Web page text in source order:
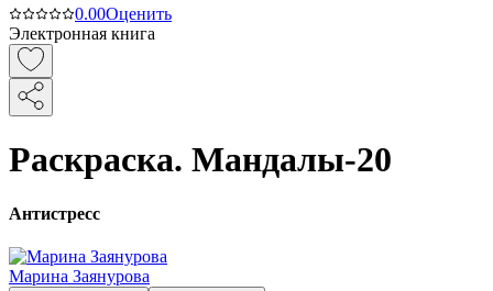
0.00Оценить
Электронная книга
Раскраска. Мандалы-20
Антистресс
Марина Заянурова